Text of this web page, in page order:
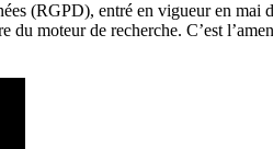
(RGPD), entré en vigueur en mai
du moteur de recherche. C’est